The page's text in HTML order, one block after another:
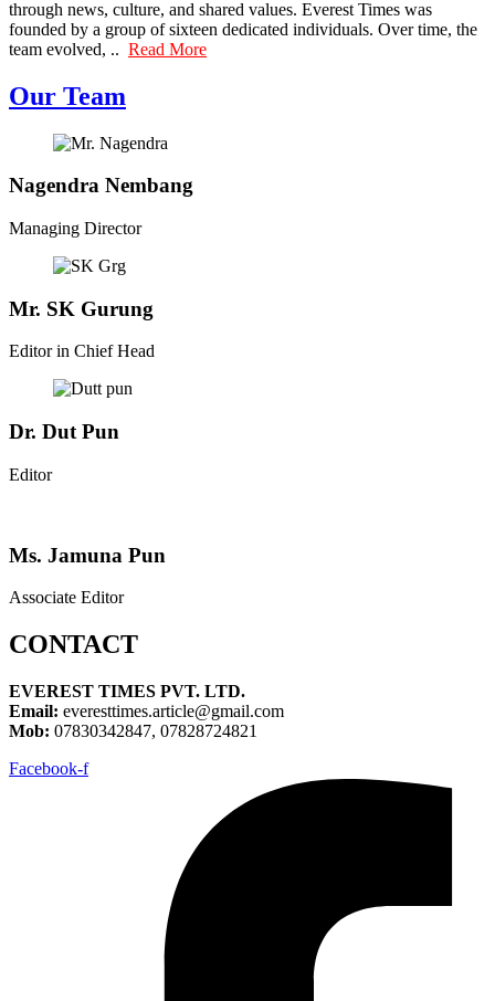
through news, culture, and shared values. Everest Times was
founded by a group of sixteen dedicated individuals. Over time, the
team evolved, .. Read More
Our Team
Nagendra Nembang
Managing Director
Mr. SK Gurung
Editor in Chief Head
Dr. Dut Pun
Editor
Ms. Jamuna Pun
Associate Editor
CONTACT
EVEREST TIMES PVT. LTD.
Email: everesttimes.article@gmail.com
Mob: 07830342847, 07828724821
Facebook-f